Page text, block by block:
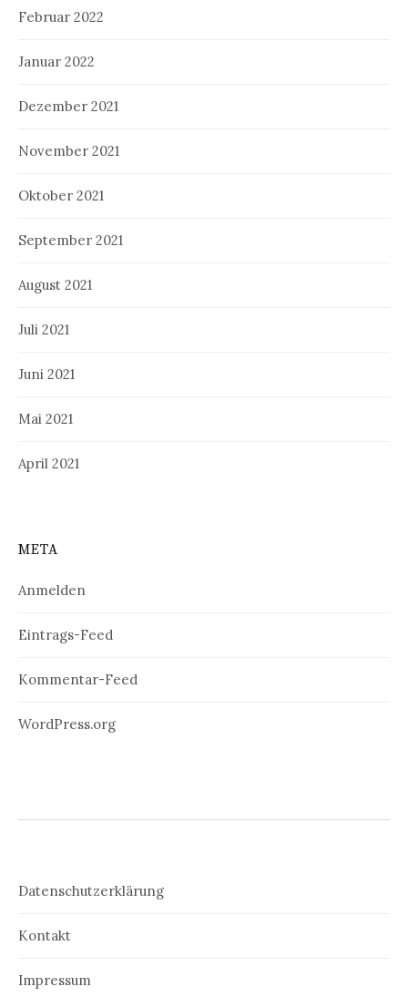
Februar 2022
Januar 2022
Dezember 2021
November 2021
Oktober 2021
September 2021
August 2021
Juli 2021
Juni 2021
Mai 2021
April 2021
META
Anmelden
Eintrags-Feed
Kommentar-Feed
WordPress.org
Datenschutzerklärung
Kontakt
Impressum